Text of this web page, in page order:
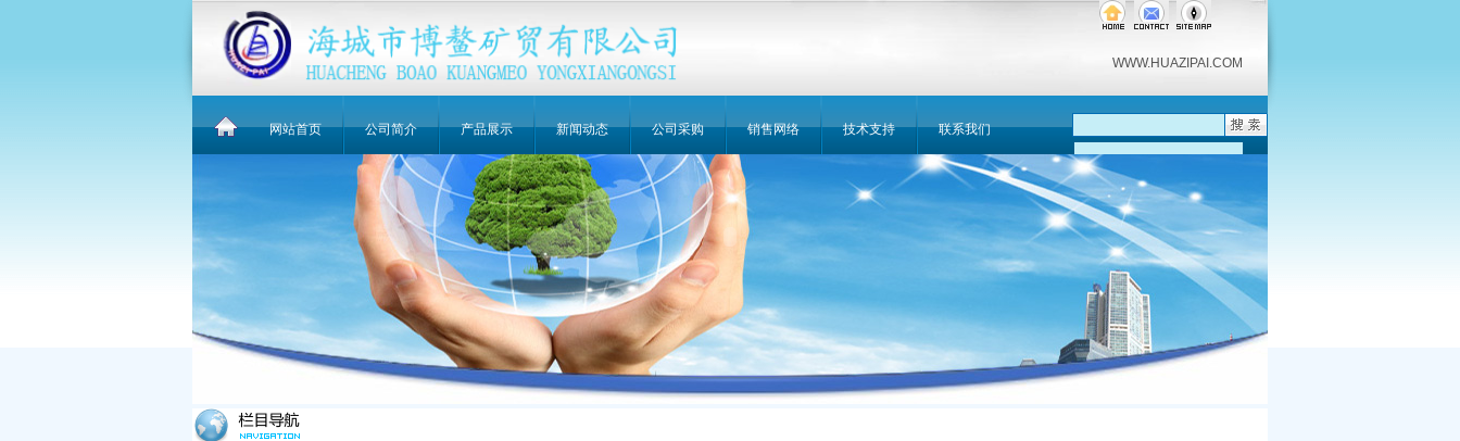
网站首页 公司简介 产品展示 新闻动态 公司采购 销售网络 技术支持 联系我们
WWW.HUAZIPAI.COM